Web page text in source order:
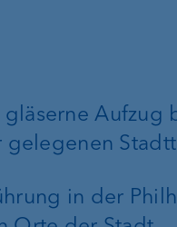
in der